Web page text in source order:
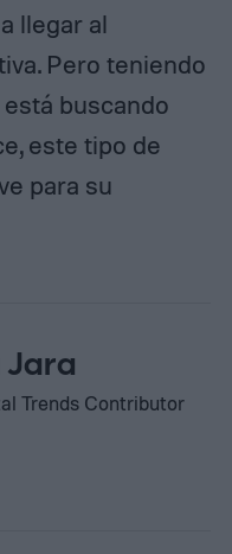
llegar al
Pero teniendo
buscando
este tipo de
para su
Trends Contributor